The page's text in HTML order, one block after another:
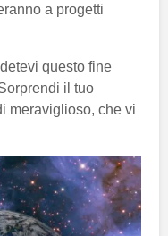
a progetti
questo fine
il tuo
meraviglioso, che vi